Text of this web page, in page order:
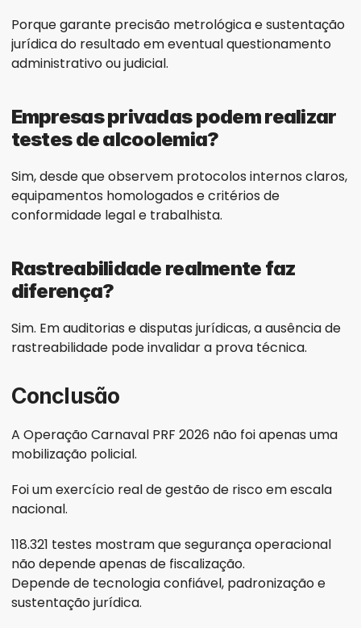
Porque garante precisão metrológica e sustentação
jurídica do resultado em eventual questionamento
administrativo ou judicial.
Empresas privadas podem realizar
testes de alcoolemia?
Sim, desde que observem protocolos internos claros,
equipamentos homologados e critérios de
conformidade legal e trabalhista.
Rastreabilidade realmente faz
diferença?
Sim. Em auditorias e disputas jurídicas, a ausência de
rastreabilidade pode invalidar a prova técnica.
Conclusão
A Operação Carnaval PRF 2026 não foi apenas uma
mobilização policial.
Foi um exercício real de gestão de risco em escala
nacional.
118.321 testes mostram que segurança operacional
não depende apenas de fiscalização.
Depende de tecnologia confiável, padronização e
sustentação jurídica.